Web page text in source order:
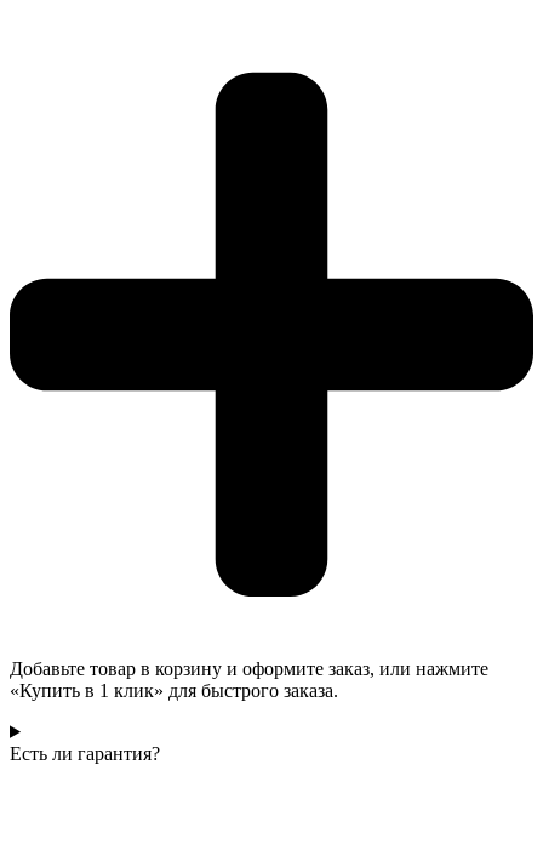
Добавьте товар в корзину и оформите заказ, или нажмите
«Купить в 1 клик» для быстрого заказа.
Есть ли гарантия?